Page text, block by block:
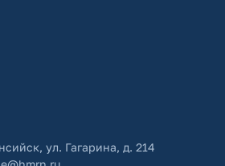
ул. Гагарина, д. 214